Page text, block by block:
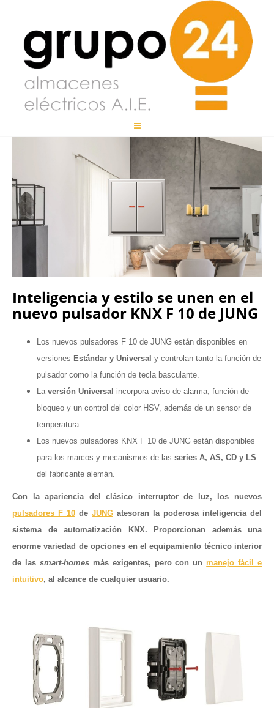
Inteligencia y estilo se unen en el
nuevo pulsador KNX F 10 de JUNG
Los nuevos pulsadores F 10 de JUNG están disponibles en
versiones Estándar y Universal y controlan tanto la función de
pulsador como la función de tecla basculante.
La versión Universal incorpora aviso de alarma, función de
bloqueo y un control del color HSV, además de un sensor de
temperatura.
Los nuevos pulsadores KNX F 10 de JUNG están disponibles
para los marcos y mecanismos de las series A, AS, CD y LS
del fabricante alemán.
Con la apariencia del clásico interruptor de luz, los nuevos
pulsadores F 10 de JUNG atesoran la poderosa inteligencia del
sistema de automatización KNX. Proporcionan además una
enorme variedad de opciones en el equipamiento técnico interior
de las smart-homesmás exigentes, pero con unmanejo fácil e
intuitivo, al alcance de cualquier usuario.